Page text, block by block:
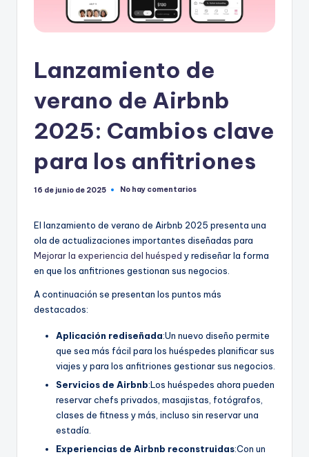
Lanzamiento de
verano de Airbnb
2025: Cambios clave
para los anfitriones
16 de junio de 2025 No hay comentarios
El lanzamiento de verano de Airbnb 2025 presenta una
ola de actualizaciones importantes diseñadas para
Mejorar la experiencia del huésped y rediseñar la forma
en que los anfitriones gestionan sus negocios.
A continuación se presentan los puntos más
destacados:
Aplicación rediseñada:Un nuevo diseño permite
que sea más fácil para los huéspedes planificar sus
viajes y para los anfitriones gestionar sus negocios.
Servicios de Airbnb:Los huéspedes ahora pueden
reservar chefs privados, masajistas, fotógrafos,
clases de fitness y más, incluso sin reservar una
estadía.
Experiencias de Airbnb reconstruidas:Con un